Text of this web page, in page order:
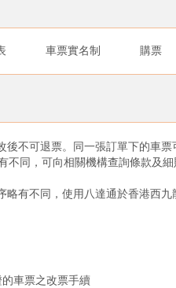
車票實名制 購票
不可退票。同一張訂單下的車
同，可向相關機構查詢條款及細
有不同，使用八達通於香港西
車票之改票手續